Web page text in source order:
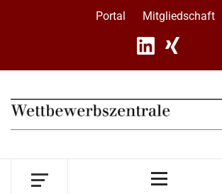
Portal Mitgliedschaft
Primary